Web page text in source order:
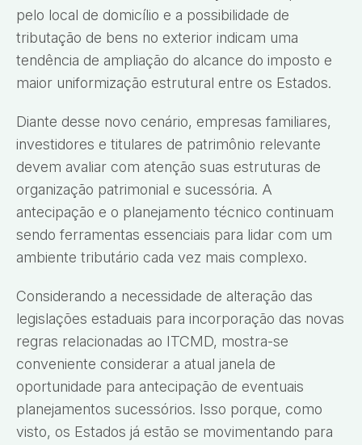
pelo local de domicílio e a possibilidade de
tributação de bens no exterior indicam uma
tendência de ampliação do alcance do imposto e
maior uniformização estrutural entre os Estados.
Diante desse novo cenário, empresas familiares,
investidores e titulares de patrimônio relevante
devem avaliar com atenção suas estruturas de
organização patrimonial e sucessória. A
antecipação e o planejamento técnico continuam
sendo ferramentas essenciais para lidar com um
ambiente tributário cada vez mais complexo.
Considerando a necessidade de alteração das
legislações estaduais para incorporação das novas
regras relacionadas ao ITCMD, mostra-se
conveniente considerar a atual janela de
oportunidade para antecipação de eventuais
planejamentos sucessórios. Isso porque, como
visto, os Estados já estão se movimentando para